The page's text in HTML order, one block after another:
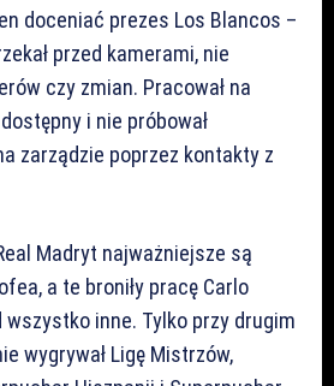
doceniać prezes Los Blancos –
przed kamerami, nie
czy zmian. Pracował na
i nie próbował
zarządzie poprzez kontakty z
Madryt najważniejsze są
a te broniły pracę Carlo
inne. Tylko przy drugim
wygrywał Ligę Mistrzów,